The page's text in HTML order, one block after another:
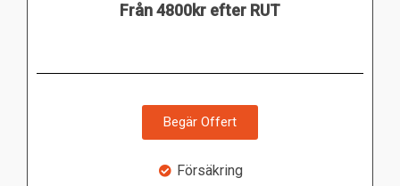
Från 4800kr efter RUT
Begär Offert
Försäkring